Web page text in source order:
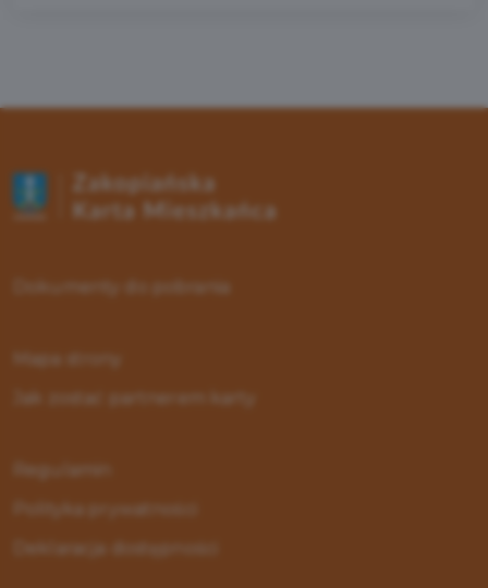
Dokumenty do pobrania
Mapa strony
Jak zostać partnerem karty
Regulamin
Polityka prywatności
Deklaracja dostępności